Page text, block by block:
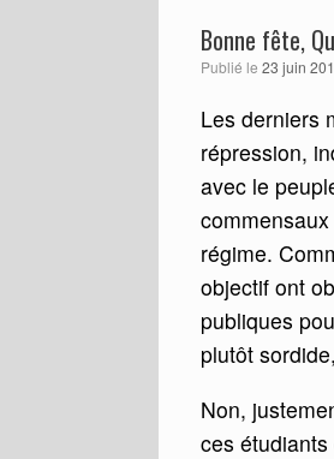
Bonne fête,
Publié le 23 juin
Les derniers
répression,
avec le
régime.
objectif ont
publiques
plutôt
Non,
ces